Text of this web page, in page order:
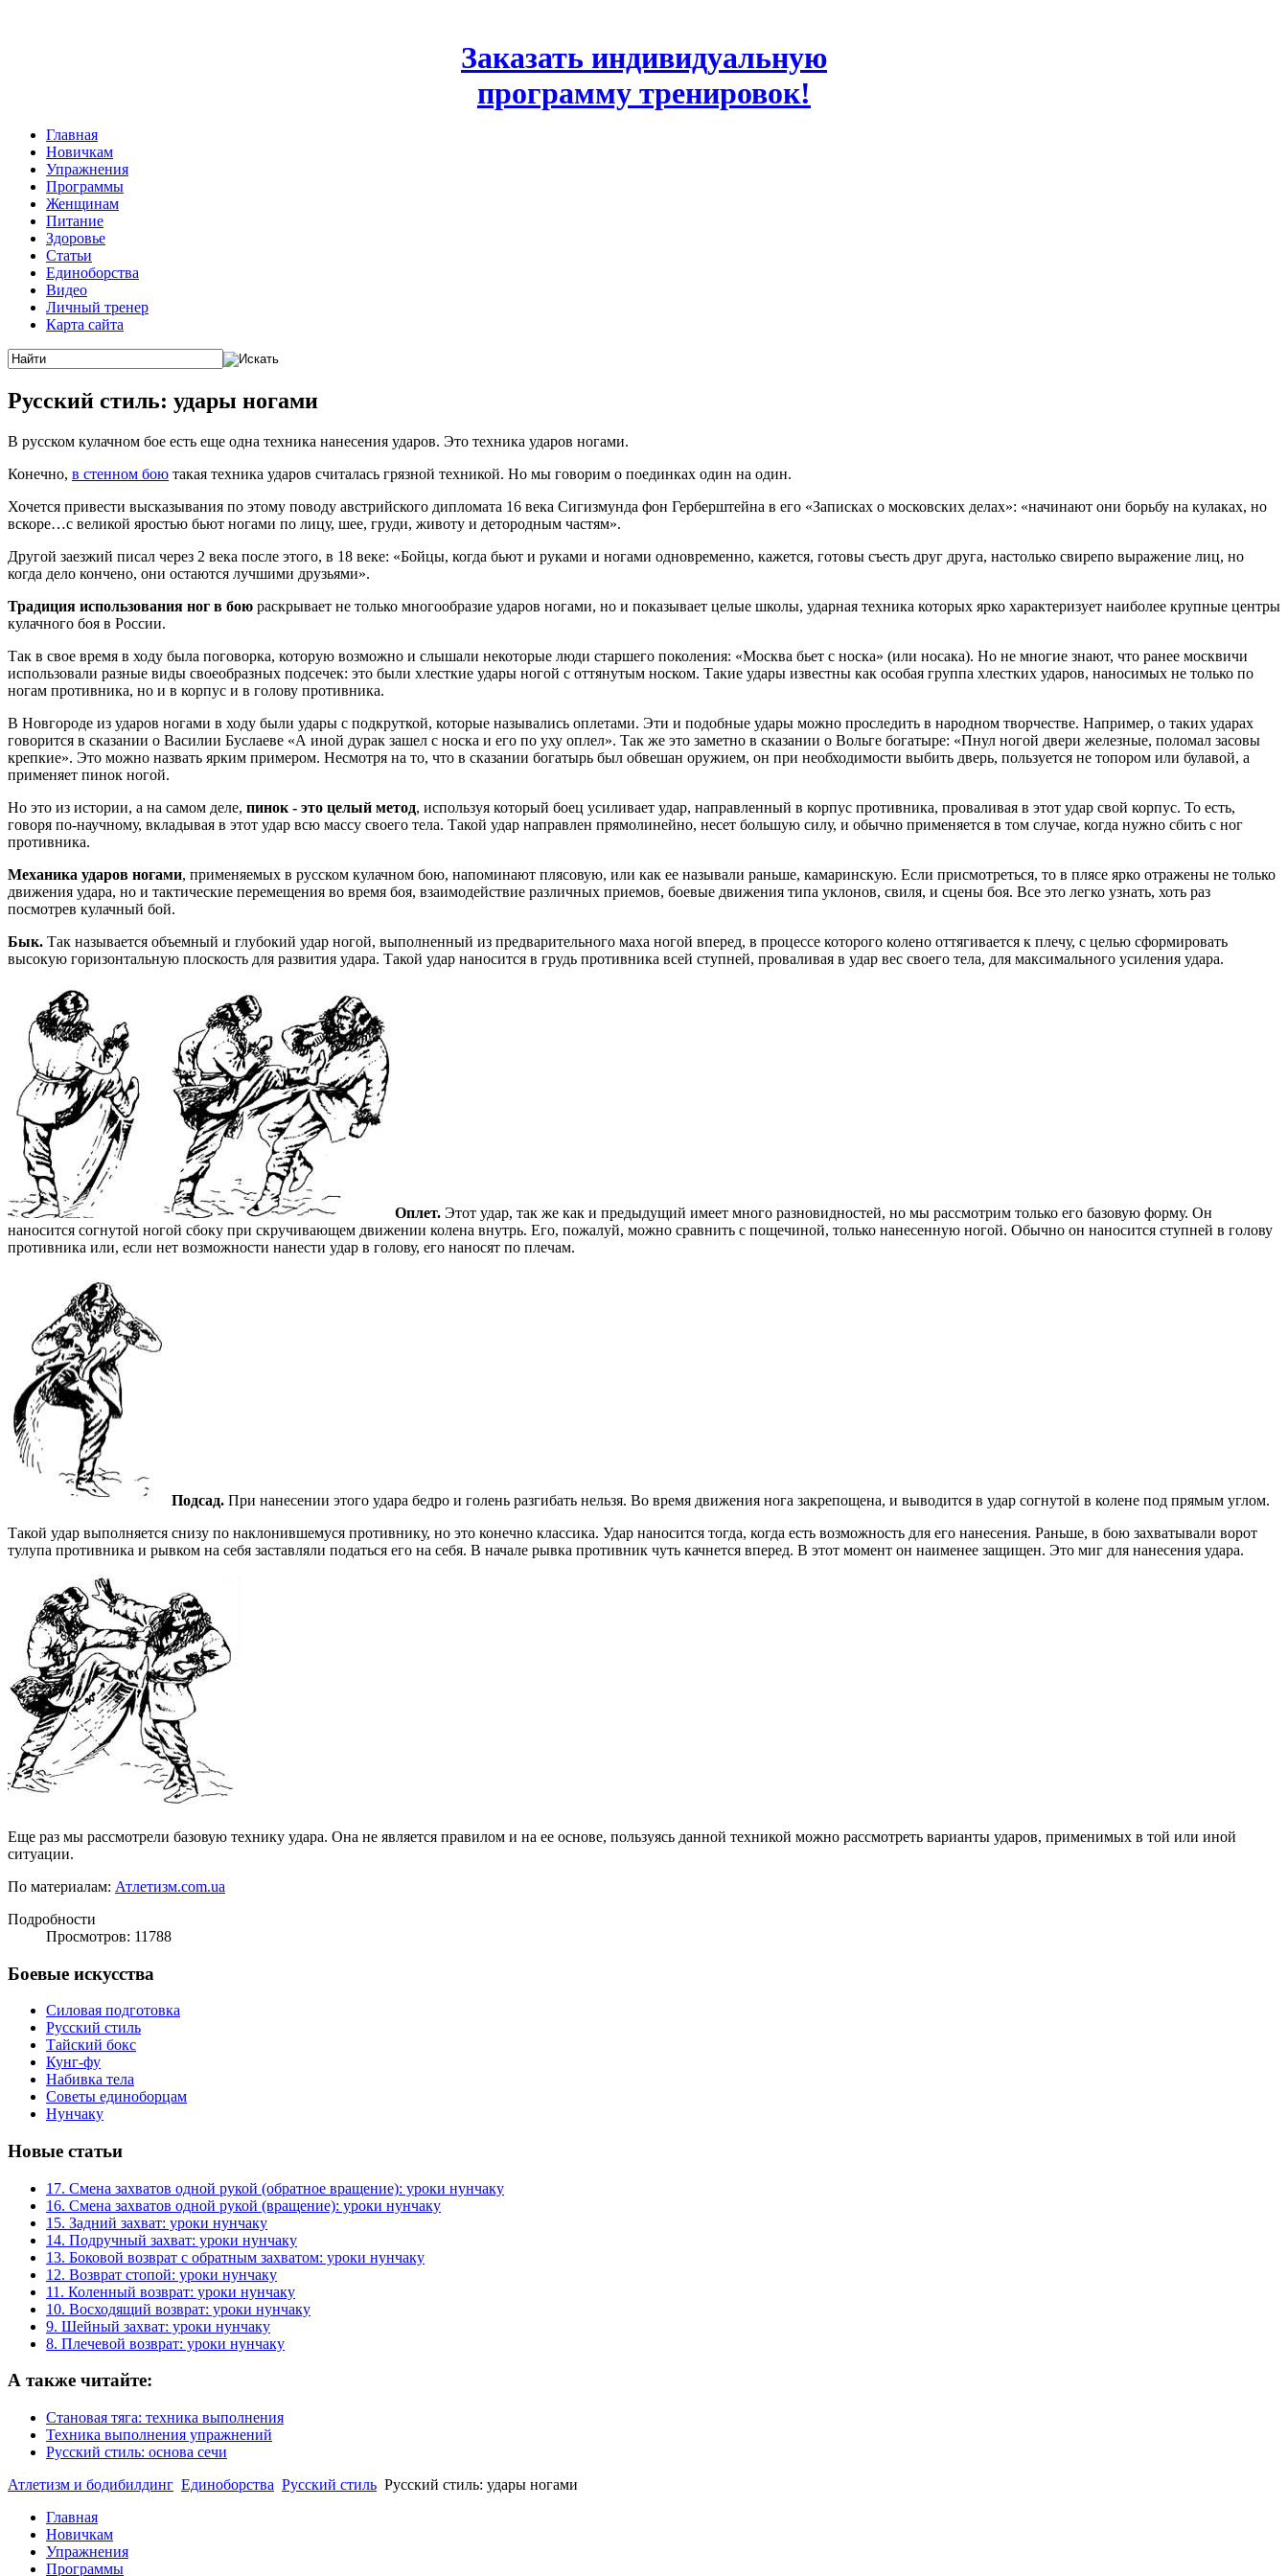
Заказать индивидуальную
программу тренировок!
Главная
Новичкам
Упражнения
Программы
Женщинам
Питание
Здоровье
Статьи
Единоборства
Видео
Личный тренер
Карта сайта
Русский стиль: удары ногами
В русском кулачном бое есть еще одна техника нанесения ударов. Это техника ударов ногами.
Конечно, в стенном бою такая техника ударов считалась грязной техникой. Но мы говорим о поединках один на один.
Хочется привести высказывания по этому поводу австрийского дипломата 16 века Сигизмунда фон Герберштейна в его «Записках о московских делах»: «начинают они борьбу на кулаках, но
вскоре…с великой яростью бьют ногами по лицу, шее, груди, животу и детородным частям».
Другой заезжий писал через 2 века после этого, в 18 веке: «Бойцы, когда бьют и руками и ногами одновременно, кажется, готовы съесть друг друга, настолько свирепо выражение лиц, но
когда дело кончено, они остаются лучшими друзьями».
Традиция использования ног в бою раскрывает не только многообразие ударов ногами, но и показывает целые школы, ударная техника которых ярко характеризует наиболее крупные центры
кулачного боя в России.
Так в свое время в ходу была поговорка, которую возможно и слышали некоторые люди старшего поколения: «Москва бьет с носка» (или носака). Но не многие знают, что ранее москвичи
использовали разные виды своеобразных подсечек: это были хлесткие удары ногой с оттянутым носком. Такие удары известны как особая группа хлестких ударов, наносимых не только по
ногам противника, но и в корпус и в голову противника.
В Новгороде из ударов ногами в ходу были удары с подкруткой, которые назывались оплетами. Эти и подобные удары можно проследить в народном творчестве. Например, о таких ударах
говорится в сказании о Василии Буслаеве «А иной дурак зашел с носка и его по уху оплел». Так же это заметно в сказании о Вольге богатыре: «Пнул ногой двери железные, поломал засовы
крепкие». Это можно назвать ярким примером. Несмотря на то, что в сказании богатырь был обвешан оружием, он при необходимости выбить дверь, пользуется не топором или булавой, а
применяет пинок ногой.
Но это из истории, а на самом деле, пинок - это целый метод, используя который боец усиливает удар, направленный в корпус противника, проваливая в этот удар свой корпус. То есть,
говоря по-научному, вкладывая в этот удар всю массу своего тела. Такой удар направлен прямолинейно, несет большую силу, и обычно применяется в том случае, когда нужно сбить с ног
противника.
Механика ударов ногами, применяемых в русском кулачном бою, напоминают плясовую, или как ее называли раньше, камаринскую. Если присмотреться, то в плясе ярко отражены не только
движения удара, но и тактические перемещения во время боя, взаимодействие различных приемов, боевые движения типа уклонов, свиля, и сцены боя. Все это легко узнать, хоть раз
посмотрев кулачный бой.
Бык. Так называется объемный и глубокий удар ногой, выполненный из предварительного маха ногой вперед, в процессе которого колено оттягивается к плечу, с целью сформировать
высокую горизонтальную плоскость для развития удара. Такой удар наносится в грудь противника всей ступней, проваливая в удар вес своего тела, для максимального усиления удара.
Оплет. Этот удар, так же как и предыдущий имеет много разновидностей, но мы рассмотрим только его базовую форму. Он
наносится согнутой ногой сбоку при скручивающем движении колена внутрь. Его, пожалуй, можно сравнить с пощечиной, только нанесенную ногой. Обычно он наносится ступней в голову
противника или, если нет возможности нанести удар в голову, его наносят по плечам.
Подсад. При нанесении этого удара бедро и голень разгибать нельзя. Во время движения нога закрепощена, и выводится в удар согнутой в колене под прямым углом.
Такой удар выполняется снизу по наклонившемуся противнику, но это конечно классика. Удар наносится тогда, когда есть возможность для его нанесения. Раньше, в бою захватывали ворот
тулупа противника и рывком на себя заставляли податься его на себя. В начале рывка противник чуть качнется вперед. В этот момент он наименее защищен. Это миг для нанесения удара.
Еще раз мы рассмотрели базовую технику удара. Она не является правилом и на ее основе, пользуясь данной техникой можно рассмотреть варианты ударов, применимых в той или иной
ситуации.
По материалам: Атлетизм.com.ua
Подробности
Просмотров: 11788
Боевые искусства
Силовая подготовка
Русский стиль
Тайский бокс
Кунг-фу
Набивка тела
Советы единоборцам
Нунчаку
Новые статьи
17. Смена захватов одной рукой (обратное вращение): уроки нунчаку
16. Смена захватов одной рукой (вращение): уроки нунчаку
15. Задний захват: уроки нунчаку
14. Подручный захват: уроки нунчаку
13. Боковой возврат с обратным захватом: уроки нунчаку
12. Возврат стопой: уроки нунчаку
11. Коленный возврат: уроки нунчаку
10. Восходящий возврат: уроки нунчаку
9. Шейный захват: уроки нунчаку
8. Плечевой возврат: уроки нунчаку
А также читайте:
Становая тяга: техника выполнения
Техника выполнения упражнений
Русский стиль: основа сечи
Атлетизм и бодибилдинг Единоборства Русский стиль Русский стиль: удары ногами
Главная
Новичкам
Упражнения
Программы